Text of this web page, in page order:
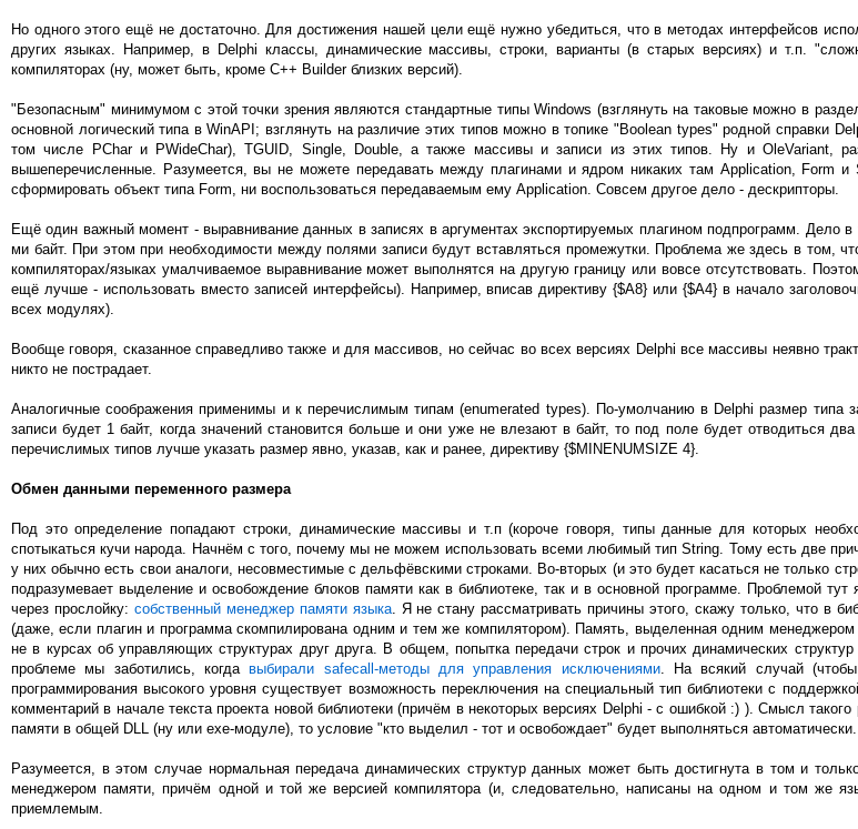
Но одного этого ещё не достаточно. Для достижения нашей цели ещё нужно убедиться, что в методах интерфейсов
других языках. Например, в Delphi классы, динамические массивы, строки, варианты (в старых версиях) и т.п.
компиляторах (ну, может быть, кроме C++ Builder близких версий).
"Безопасным" минимумом с этой точки зрения являются стандартные типы Windows (взглянуть на таковые можно в
основной логический типа в WinAPI; взглянуть на различие этих типов можно в топике "Boolean types" родной справки
том числе PChar и PWideChar), TGUID, Single, Double, а также массивы и записи из этих типов. Ну и OleVariant,
вышеперечисленные. Разумеется, вы не можете передавать между плагинами и ядром никаких там Application, Form
сформировать объект типа Form, ни воспользоваться передаваемым ему Application. Совсем другое дело - дескрипторы.
Ещё один важный момент - выравнивание данных в записях в аргументах экспортируемых плагином подпрограмм. Дело
ми байт. При этом при необходимости между полями записи будут вставляться промежутки. Проблема же здесь в том,
компиляторах/языках умалчиваемое выравнивание может выполнятся на другую границу или вовсе отсутствовать.
ещё лучше - использовать вместо записей интерфейсы). Например, вписав директиву {$A8} или {$A4} в начало
всех модулях).
Вообще говоря, сказанное справедливо также и для массивов, но сейчас во всех версиях Delphi все массивы неявно
никто не пострадает.
Аналогичные соображения применимы и к перечислимым типам (enumerated types). По-умолчанию в Delphi размер типа
записи будет 1 байт, когда значений становится больше и они уже не влезают в байт, то под поле будет отводиться
перечислимых типов лучше указать размер явно, указав, как и ранее, директиву {$MINENUMSIZE 4}.
Обмен данными переменного размера
Под это определение попадают строки, динамические массивы и т.п (короче говоря, типы данные для которых
спотыкаться кучи народа. Начнём с того, почему мы не можем использовать всеми любимый тип String. Тому есть две
у них обычно есть свои аналоги, несовместимые с дельфёвскими строками. Во-вторых (и это будет касаться не только
подразумевает выделение и освобождение блоков памяти как в библиотеке, так и в основной программе. Проблемой
через прослойку: собственный менеджер памяти языка. Я не стану рассматривать причины этого, скажу только, что в
(даже, если плагин и программа скомпилирована одним и тем же компилятором). Память, выделенная одним
не в курсах об управляющих структурах друг друга. В общем, попытка передачи строк и прочих динамических
проблеме мы заботились, когдавыбирали safecall-методы для управления исключениями. На всякий случай
программирования высокого уровня существует возможность переключения на специальный тип библиотеки с
комментарий в начале текста проекта новой библиотеки (причём в некоторых версиях Delphi - с ошибкой :) ). Смысл
памяти в общей DLL (ну или exe-модуле), то условие "кто выделил - тот и освобождает" будет выполняться автоматически.
Разумеется, в этом случае нормальная передача динамических структур данных может быть достигнута в том и
менеджером памяти, причём одной и той же версией компилятора (и, следовательно, написаны на одном и том же
приемлемым.